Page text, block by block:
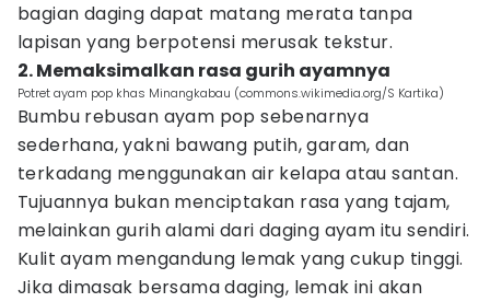
bagian daging dapat matang merata tanpa
lapisan yang berpotensi merusak tekstur.
2. Memaksimalkan rasa gurih ayamnya
Potret ayam pop khas Minangkabau (commons.wikimedia.org/S Kartika)
Bumbu rebusan ayam pop sebenarnya
sederhana, yakni bawang putih, garam, dan
terkadang menggunakan air kelapa atau santan.
Tujuannya bukan menciptakan rasa yang tajam,
melainkan gurih alami dari daging ayam itu sendiri.
Kulit ayam mengandung lemak yang cukup tinggi.
Jika dimasak bersama daging, lemak ini akan